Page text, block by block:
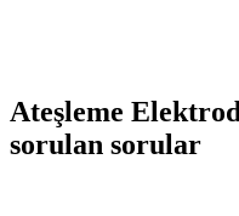
Ateşleme
sorulan sorular